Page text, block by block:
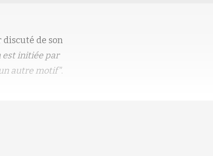
discuté de son
est initiée par
autre motif".